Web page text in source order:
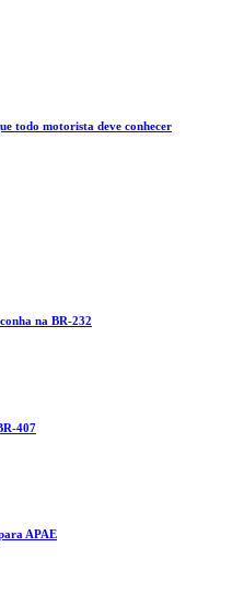
todo motorista deve conhecer
na BR-232
407
APAE